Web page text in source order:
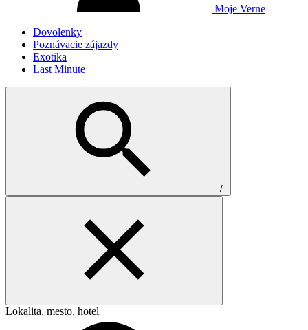
Moje Verne
Dovolenky
Poznávacie zájazdy
Exotika
Last Minute
/
Lokalita, mesto, hotel